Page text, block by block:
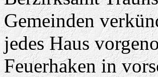
Gemeinden
jedes Haus
Feuerhaken in